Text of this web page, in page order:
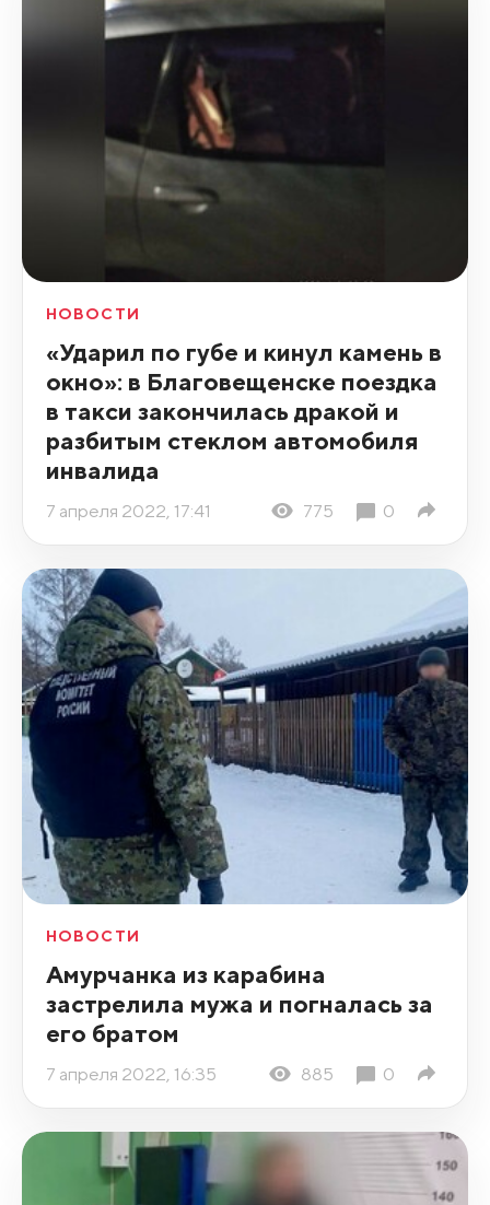
НОВОСТИ
«Ударил по губе и кинул камень в
окно»: в Благовещенске поездка
в такси закончилась дракой и
разбитым стеклом автомобиля
инвалида
7 апреля 2022, 17:41 775 0
НОВОСТИ
Амурчанка из карабина
застрелила мужа и погналась за
его братом
7 апреля 2022, 16:35 885 0